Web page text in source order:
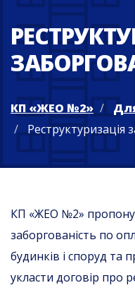
КП «ЖЕО №2»
Реструктуризація
КП «ЖЕО №2»
заборгованість по
будинків і споруд та
укласти договір про